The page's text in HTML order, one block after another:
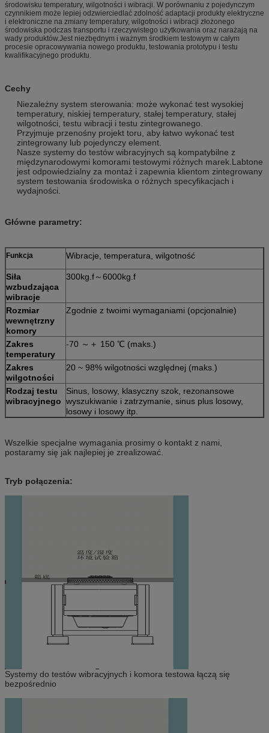
środowisku temperatury, wilgotności i wibracji. W porównaniu z pojedynczym
czynnikiem może lepiej odzwierciedlać zdolność adaptacji produkty elektryczne
i elektroniczne na zmiany temperatury, wilgotności i wibracji złożonego
środowiska podczas transportu i rzeczywistego użytkowania oraz narażają na
wady produktów.Jest niezbędnym i ważnym środkiem testowym w całym
procesie opracowywania nowego produktu, testowania prototypu i testu
kwalifikacyjnego produktu.
Cechy
Niezależny system sterowania: może wykonać test wysokiej
temperatury, niskiej temperatury, stałej temperatury, stałej
wilgotności, testu wibracji i testu zintegrowanego.
Przyjmuje przenośny projekt toru, aby łatwo wykonać test
zintegrowany lub pojedynczy element.
Nasze systemy do testów wibracyjnych są kompatybilne z
międzynarodowymi komorami testowymi różnych marek.Labtone
jest odpowiedzialny za montaż i zapewnia klientom zintegrowany
system testowania środowiska o różnych specyfikacjach i
wydajności.
Główne parametry:
Funkcja Wibracje, temperatura, wilgotność
Siła
wzbudzająca
wibracje
300kg.f～6000kg.f
Rozmiar
wewnętrzny
komory
Zgodnie z twoimi wymaganiami (opcjonalnie)
Zakres
temperatury
-70 ～＋ 150 ℃ (maks.)
Zakres
wilgotności
20 ~ 98% wilgotności względnej (maks.)
Rodzaj testu
wibracyjnego
Sinus, losowy, klasyczny szok, rezonansowe
wyszukiwanie i zatrzymanie, sinus plus losowy,
losowy i losowy itp.
Wszelkie specjalne wymagania prosimy o kontakt z nami,
postaramy się jak najlepiej je zrealizować.
Tryb połączenia:
Systemy do testów wibracyjnych i komora testowa łączą się
bezpośrednio